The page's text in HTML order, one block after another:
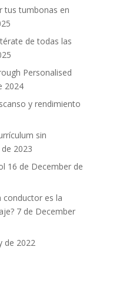
tus tumbonas en
de todas las
Personalised
2024
y rendimiento
sin
2023
16 de December de
conductor es la
7 de December
de 2022